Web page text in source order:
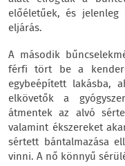
előéletűek, és
eljárás.
A második
férfi tört be a
egybeépített lakásba,
elkövetők a
átmentek az alvó
valamint ékszereket
sértett bántalmazása
vinni. A nő könnyű